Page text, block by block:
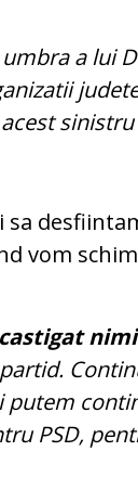
a lui
sinistru
sa
vom
putem
PSD,